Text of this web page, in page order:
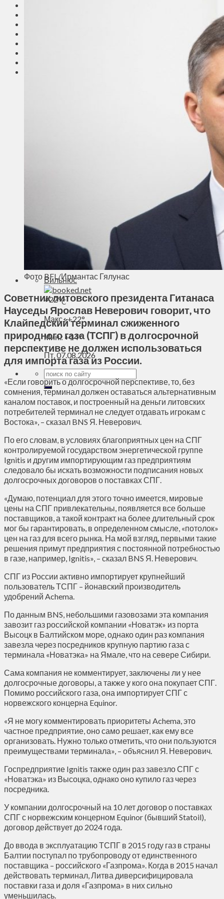
Духовное пространство
Спорт
Технологии
Вильнюс
+22°C
Макс.:+22°
Мин.: +14°
Пт, 07.08.2026
Фото BFL/Ирмантас Гялунас
Советник литовского президента Гитанаса
Науседы Ярослав Неверович говорит, что
Клайпедский терминал сжиженного
природного газа (ТСПГ) в долгосрочной
перспективе не должен использоваться
для импорта газа из России.
«Если говорить о долгосрочной перспективе, то, без
сомнения, терминал должен оставаться альтернативным
каналом поставок, и построенный на деньги литовских
потребителей терминал не следует отдавать игрокам с
Востока», – сказал BNS Я. Неверович.
По его словам, в условиях благоприятных цен на СПГ
контролируемой государством энергетической группе
Ignitis и другим импортирующим газ предприятиям
следовало бы искать возможности подписания новых
долгосрочных договоров о поставках СПГ.
«Думаю, потенциал для этого точно имеется, мировые
цены на СПГ привлекательны, появляется все больше
поставщиков, а такой контракт на более длительный срок
мог бы гарантировать, в определенном смысле, «потолок»
цен на газ для всего рынка. На мой взгляд, первыми такие
решения примут предприятия с постоянной потребностью
в газе, например, Ignitis», – сказал BNS Я. Неверович.
СПГ из России активно импортирует крупнейший
пользователь ТСПГ – йонавский производитель
удобрений Achema.
По данным BNS, небольшими газовозами эта компания
завозит газ российской компании «Новатэк» из порта
Высоцк в Балтийском море, однако один раз компания
завезла через посредников крупную партию газа с
терминала «Новатэка» на Ямале, что на севере Сибири.
Сама компания не комментирует, заключены ли у нее
долгосрочные договоры, а также у кого она покупает СПГ.
Помимо российского газа, она импортирует СПГ с
норвежского концерна Equinor.
«Я не могу комментировать приоритеты Achema, это
частное предприятие, оно само решает, как ему все
организовать. Нужно только отметить, что они пользуются
преимуществами терминала», – объяснил Я. Неверович.
Госпредприятие Ignitis также один раз завезло СПГ с
«Новатэка» из Высоцка, однако оно купило газ через
посредника.
У компании долгосрочный на 10 лет договор о поставках
СПГ с норвежским концерном Equinor (бывший Statoil),
договор действует до 2024 года.
До ввода в эксплуатацию ТСПГ в 2015 году газ в страны
Балтии поступал по трубопроводу от единственного
поставщика – российского «Газпрома». Когда в 2015 начал
действовать терминал, Литва диверсифицировала
поставки газа и доля «Газпрома» в них сильно
уменьшилась.